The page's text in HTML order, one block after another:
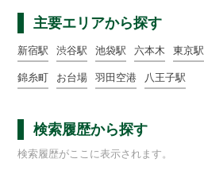
主要エリアから探す
新宿駅 渋谷駅 池袋駅 六本木 東京駅
錦糸町 お台場 羽田空港 八王子駅
検索履歴から探す
検索履歴がここに表示されます。